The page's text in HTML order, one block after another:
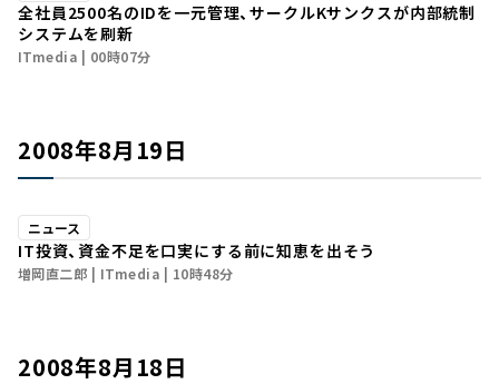
全社員2500名のIDを一元管理、サークルKサンクスが内部統制
システムを刷新
ITmedia 00時07分
2008年8月19日
ニュース
IT投資、資金不足を口実にする前に知恵を出そう
増岡直二郎 ITmedia 10時48分
2008年8月18日